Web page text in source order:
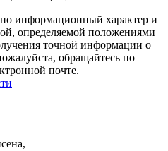
информационный характер и
определяемой положениями
точной информации о
обращайтесь по
почте.